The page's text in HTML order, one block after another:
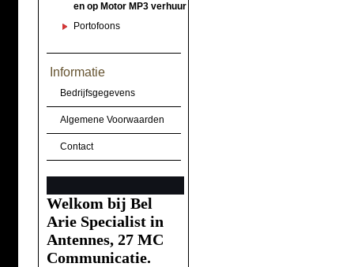
en op Motor MP3 verhuur
Portofoons
Informatie
Bedrijfsgegevens
Algemene Voorwaarden
Contact
Welkom bij Bel
Arie Specialist in
Antennes, 27 MC
Communicatie.